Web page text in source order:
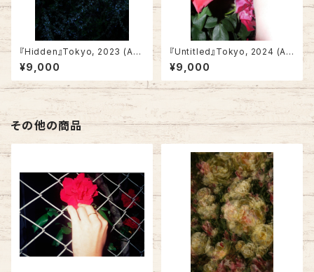
『Hidden』Tokyo, 2023 (A4・
Not framed)
¥9,000
『Untitled』Tokyo, 2024 (A
4・Not framed)
¥9,000
その他の商品